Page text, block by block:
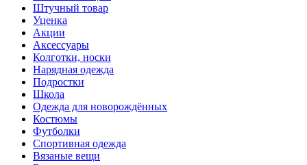
Штучный товар
Уценка
Акции
Аксессуары
Колготки, носки
Нарядная одежда
Подростки
Школа
Одежда для новорождённых
Костюмы
Футболки
Спортивная одежда
Вязаные вещи